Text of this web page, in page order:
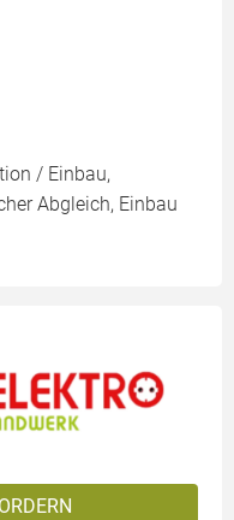
/ Einbau,
Abgleich, Einbau